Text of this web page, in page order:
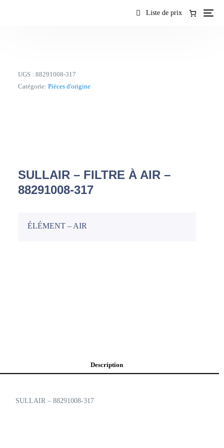
Liste de prix
UGS :88291008-317
Catégorie:Pièces d'origine
SULLAIR – FILTRE À AIR –
88291008-317
ÉLÉMENT – AIR
Description
SULLAIR – 88291008-317